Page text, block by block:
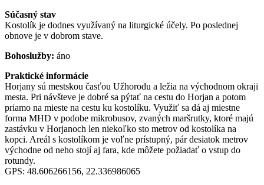
Súčasný stav
Kostolík je dodnes využívaný na liturgické účely. Po poslednej
obnove je v dobrom stave.
Bohoslužby: áno
Praktické informácie
Horjany sú mestskou časťou Užhorodu a ležia na východnom okraji
mesta. Pri návšteve je dobré sa pýtať na cestu do Horjan a potom
priamo na mieste na cestu ku kostolíku. Využiť sa dá aj miestne
forma MHD v podobe mikrobusov, zvaných maršrutky, ktoré majú
zastávku v Horjanoch len niekoľko sto metrov od kostolíka na
kopci. Areál s kostolíkom je voľne prístupný, pár desiatok metrov
východne od neho stojí aj fara, kde môžete požiadať o vstup do
rotundy.
GPS: 48.606266156, 22.336986065